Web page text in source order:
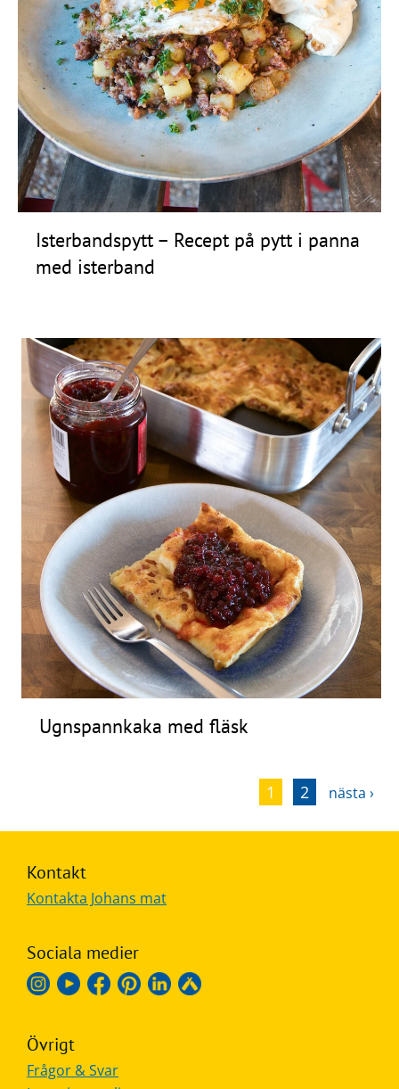
Isterbandspytt – Recept på pytt i panna
med isterband
Ugnspannkaka med fläsk
1 2 nästa ›
Kontakt
Kontakta Johans mat
Sociala medier
Övrigt
Frågor & Svar